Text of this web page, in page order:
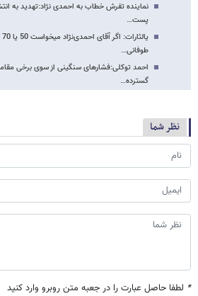
نماینده تفرش خطاب به احمدی نژاد:تهدید به
پست…
طوفانی…
احمد توکلی:فشارهای سنگینی از سوی برخی
گسترده…
نظر شما
* لطفا حاصل عبارت را در جعبه متن روبرو وارد کنید